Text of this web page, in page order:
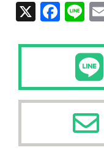
X
F
c
b
o
k
Li
e